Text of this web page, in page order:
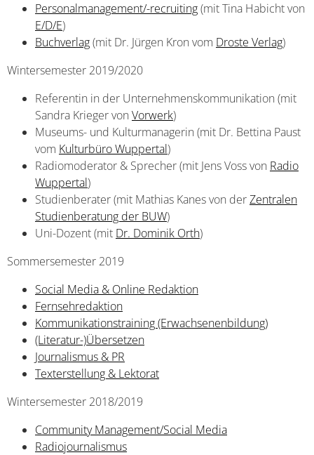
Personalmanagement/-recruiting(mit Tina Habicht von
E/D/E)
Buchverlag(mit Dr. Jürgen Kron vom Droste Verlag)
Wintersemester 2019/2020
Referentin in der Unternehmenskommunikation (mit
Sandra Krieger von Vorwerk)
Museums- und Kulturmanagerin (mit Dr. Bettina Paust
vom Kulturbüro Wuppertal)
Radiomoderator & Sprecher (mit Jens Voss von Radio
Wuppertal)
Studienberater (mit Mathias Kanes von derZentralen
Studienberatung der BUW)
Uni-Dozent (mit Dr. Dominik Orth)
Sommersemester 2019
Social Media & Online Redaktion
Fernsehredaktion
Kommunikationstraining (Erwachsenenbildung)
(Literatur-)Übersetzen
Journalismus & PR
Texterstellung & Lektorat
Wintersemester 2018/2019
Community Management/Social Media
Radiojournalismus